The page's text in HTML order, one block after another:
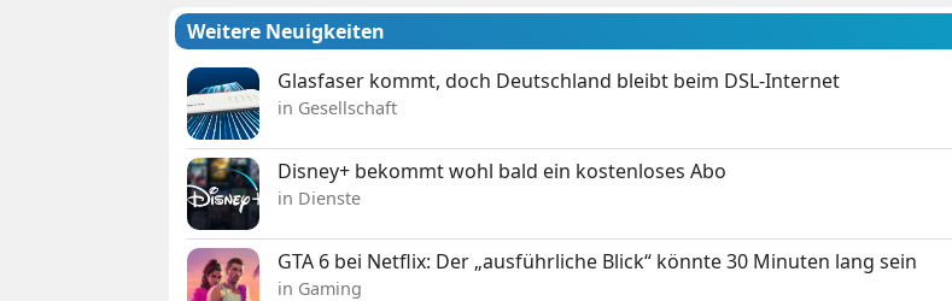
Weitere Neuigkeiten
Glasfaser kommt, doch Deutschland bleibt beim DSL-Internet
in Gesellschaft
Disney+ bekommt wohl bald ein kostenloses Abo
in Dienste
GTA 6 bei Netflix: Der „ausführliche Blick“ könnte 30 Minuten lang sein
in Gaming